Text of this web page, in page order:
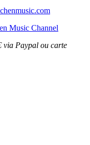
Music Channel
via Paypal ou carte